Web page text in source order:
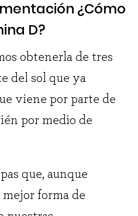
¿Cómo
D?
obtenerla de tres
del sol que ya
viene por parte de
por medio de
que, aunque
mejor forma de